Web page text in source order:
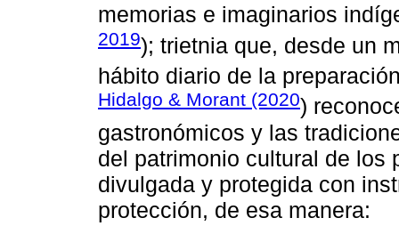
memorias e imaginarios
2019); trietnia que, desde un
hábito diario de la
Hidalgo & Morant (2020)
gastronómicos y las
del patrimonio cultural de los
divulgada y protegida con
protección, de esa manera: